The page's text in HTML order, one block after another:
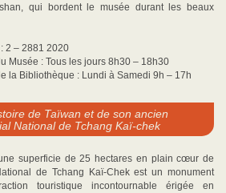
qui bordent le musée durant les beaux
2 – 2881 2020
Musée : Tous les jours 8h30 – 18h30
la Bibliothèque : Lundi à Samedi 9h – 17h
de Taïwan et de son ancien
National de Tchang Kaï-chek
superficie de 25 hectares en plain cœur de
de Tchang Kaï-Chek est un monument
touristique incontournable érigée en